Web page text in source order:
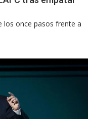
los once pasos frente a